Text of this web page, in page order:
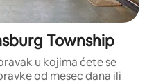
Township
u kojima ćete se
od mesec dana ili